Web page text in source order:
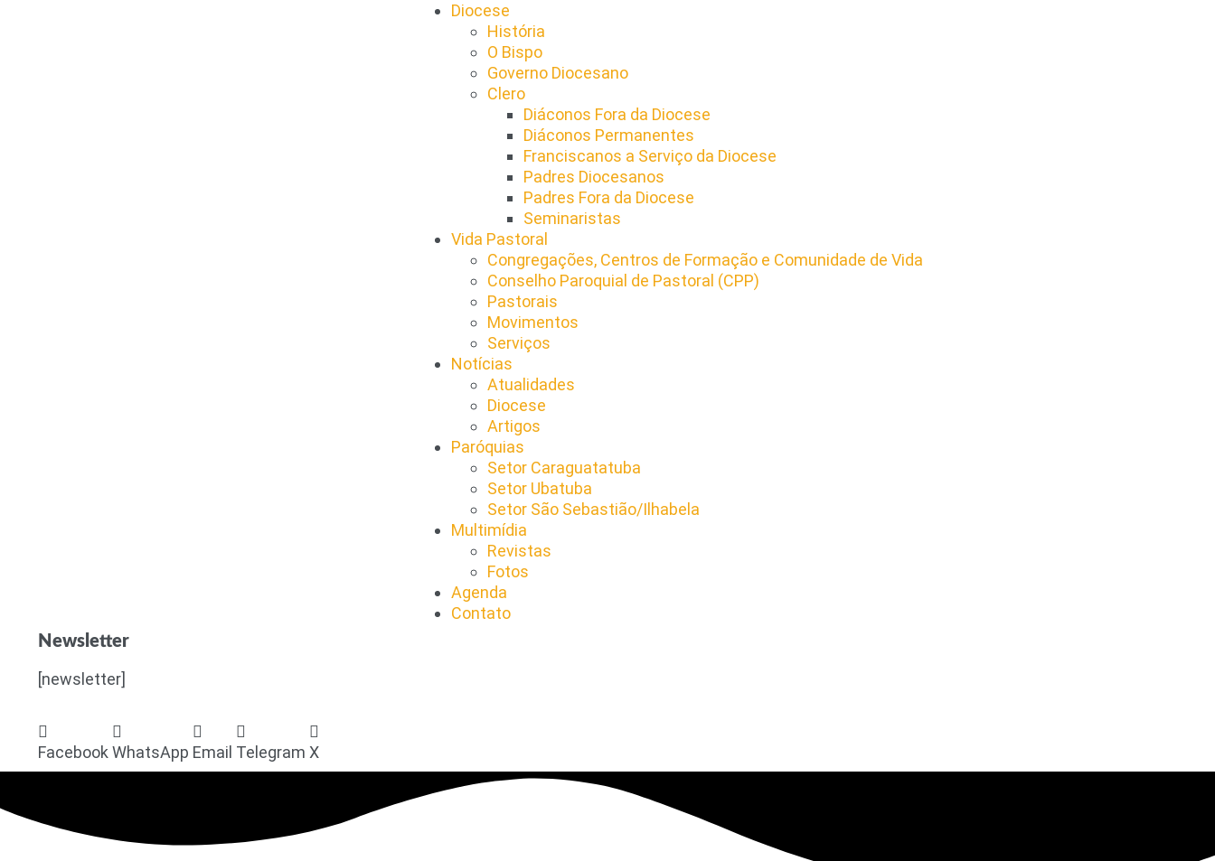
Diocese
História
O Bispo
Governo Diocesano
Clero
Diáconos Fora da Diocese
Diáconos Permanentes
Franciscanos a Serviço da Diocese
Padres Diocesanos
Padres Fora da Diocese
Seminaristas
Vida Pastoral
Congregações, Centros de Formação e Comunidade de Vida
Conselho Paroquial de Pastoral (CPP)​
Pastorais
Movimentos
Serviços
Notícias
Atualidades
Diocese
Artigos
Paróquias
Setor Caraguatatuba
Setor Ubatuba
Setor São Sebastião/Ilhabela
Multimídia
Revistas
Fotos
Agenda
Contato
Newsletter
[newsletter]
Facebook WhatsApp Email Telegram X